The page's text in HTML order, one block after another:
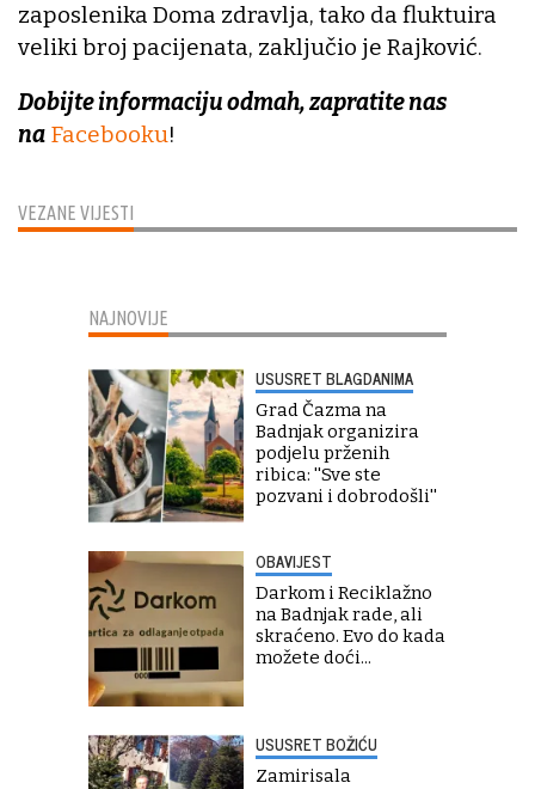
VEZANE VIJESTI
zaposlenika Doma zdravlja, tako da fluktuira
veliki broj pacijenata, zaključio je Rajković.
Dobijte informaciju odmah, zapratite nas
na Facebooku!
NAJNOVIJE
USUSRET BLAGDANIMA
Grad Čazma na
Badnjak organizira
podjelu prženih
ribica: ''Sve ste
pozvani i dobrodošli''
OBAVIJEST
Darkom i Reciklažno
na Badnjak rade, ali
skraćeno. Evo do kada
možete doći...
USUSRET BOŽIĆU
Zamirisala